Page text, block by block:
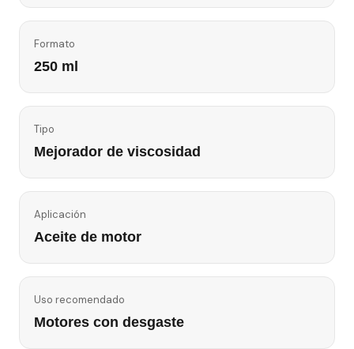
Formato
250 ml
Tipo
Mejorador de viscosidad
Aplicación
Aceite de motor
Uso recomendado
Motores con desgaste